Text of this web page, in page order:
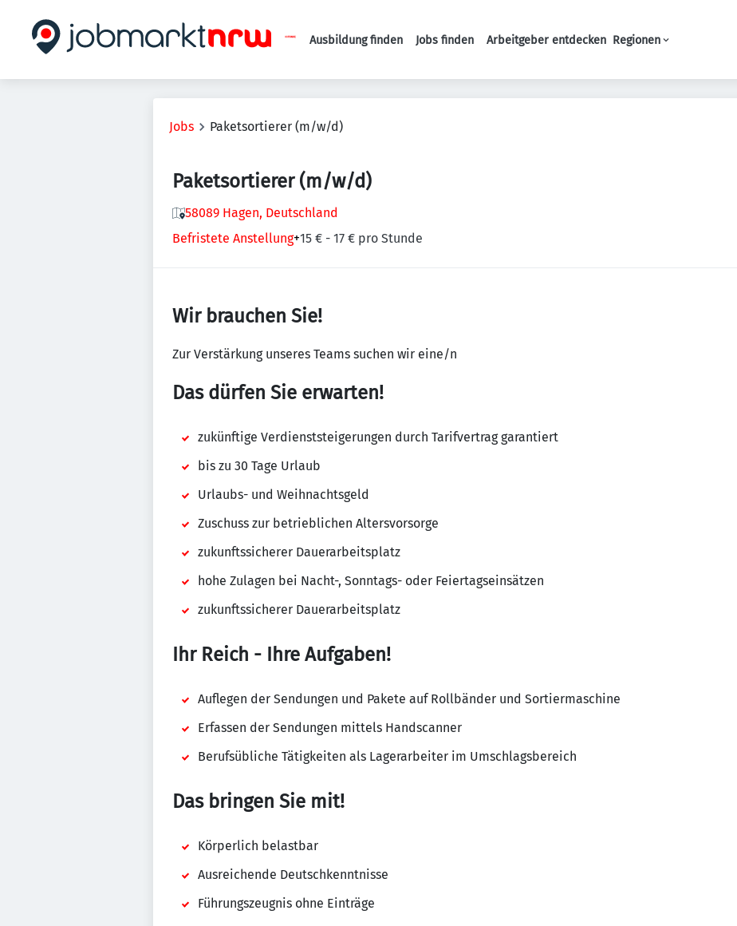
Haupt-Navigation
Ausbildung finden Jobs finden Arbeitgeber entdecken Regionen
Jobs Paketsortierer (m/w/d)
Paketsortierer (m/w/d)
58089 Hagen, Deutschland
Befristete Anstellung+15 € - 17 € pro Stunde
Wir brauchen Sie!
Zur Verstärkung unseres Teams suchen wir eine/n
Das dürfen Sie erwarten!
zukünftige Verdienststeigerungen durch Tarifvertrag garantiert
bis zu 30 Tage Urlaub
Urlaubs- und Weihnachtsgeld
Zuschuss zur betrieblichen Altersvorsorge
zukunftssicherer Dauerarbeitsplatz
hohe Zulagen bei Nacht-, Sonntags- oder Feiertagseinsätzen
zukunftssicherer Dauerarbeitsplatz
Ihr Reich - Ihre Aufgaben!
Auflegen der Sendungen und Pakete auf Rollbänder und Sortiermaschine
Erfassen der Sendungen mittels Handscanner
Berufsübliche Tätigkeiten als Lagerarbeiter im Umschlagsbereich
Das bringen Sie mit!
Körperlich belastbar
Ausreichende Deutschkenntnisse
Führungszeugnis ohne Einträge